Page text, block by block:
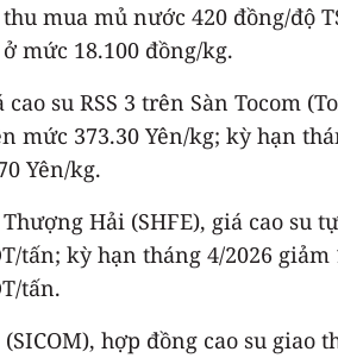
mua mủ nước 420 đồng/độ
mức 18.100 đồng/kg.
su RSS 3 trên Sàn Tocom
mức 373.30 Yên/kg; kỳ hạn
Yên/kg.
Hải (SHFE), giá cao su
tấn; kỳ hạn tháng 4/2026
tấn.
hợp đồng cao su giao